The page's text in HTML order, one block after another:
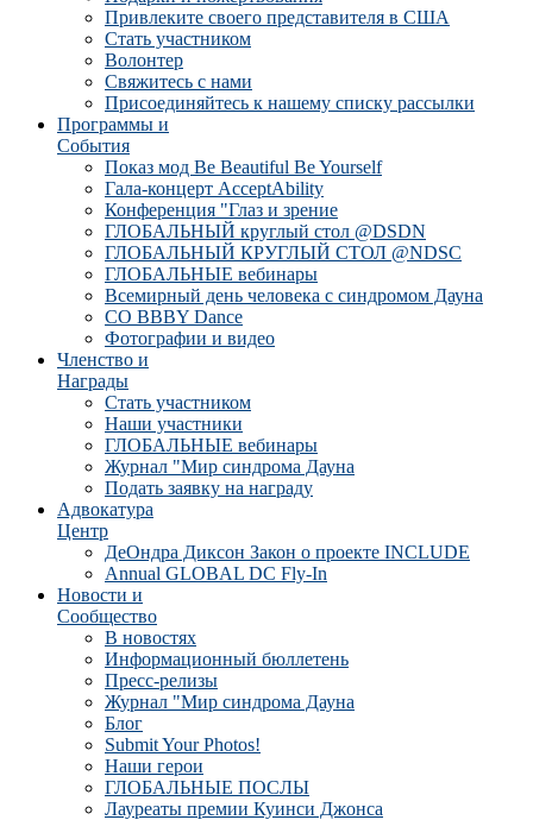
Привлеките своего представителя в США
Стать участником
Волонтер
Свяжитесь с нами
Присоединяйтесь к нашему списку рассылки
Программы и
События
Показ мод Be Beautiful Be Yourself
Гала-концерт AcceptAbility
Конференция "Глаз и зрение
ГЛОБАЛЬНЫЙ круглый стол @DSDN
ГЛОБАЛЬНЫЙ КРУГЛЫЙ СТОЛ @NDSC
ГЛОБАЛЬНЫЕ вебинары
Всемирный день человека с синдромом Дауна
CO BBBY Dance
Фотографии и видео
Членство и
Награды
Стать участником
Наши участники
ГЛОБАЛЬНЫЕ вебинары
Журнал "Мир синдрома Дауна
Подать заявку на награду
Адвокатура
Центр
ДеОндра Диксон Закон о проекте INCLUDE
Annual GLOBAL DC Fly-In
Новости и
Сообщество
В новостях
Информационный бюллетень
Пресс-релизы
Журнал "Мир синдрома Дауна
Блог
Submit Your Photos!
Наши герои
ГЛОБАЛЬНЫЕ ПОСЛЫ
Лауреаты премии Куинси Джонса